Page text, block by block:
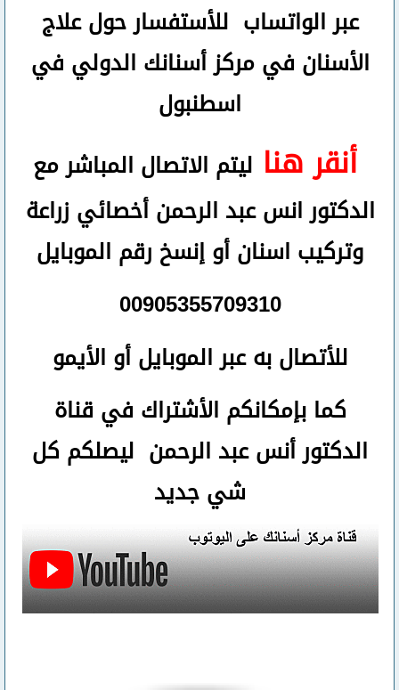
عبر الواتساب للأستفسار حول علاج
الأسنان في مركز أسنانك الدولي في
اسطنبول
أنقر هنا ليتم الاتصال المباشر مع
الدكتور انس عبد الرحمن أخصائي زراعة
وتركيب اسنانأوإنسخ رقم الموبايل
00905355709310
للأتصالبه عبر الموبايل أو الأيمو
كما بإمكانكم الأشتراك في قناة
الدكتور أنس عبد الرحمن ليصلكم كل
شي جديد